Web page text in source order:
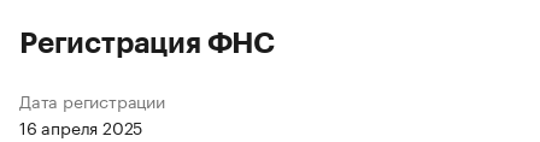
Регистрация ФНС
Дата регистрации
16 апреля 2025